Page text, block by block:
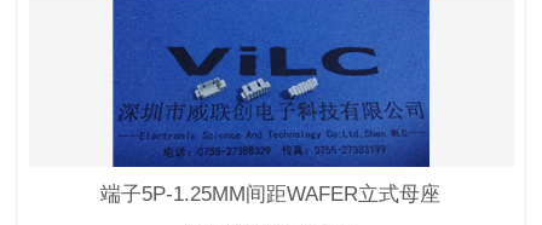
端子5P-1.25MM间距WAFER立式母座